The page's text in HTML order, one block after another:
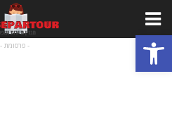
פתח סרגל נגישות - פרסומת -